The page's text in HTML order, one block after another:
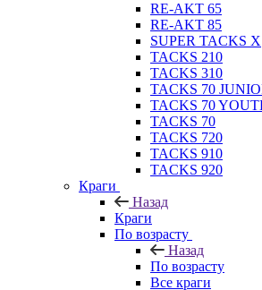
RE-AKT 65
RE-AKT 85
SUPER TACKS X
TACKS 210
TACKS 310
TACKS 70
TACKS 70
TACKS 70
TACKS 720
TACKS 910
TACKS 920
Краги
Назад
Краги
По возрасту
Назад
По возрасту
Все краги